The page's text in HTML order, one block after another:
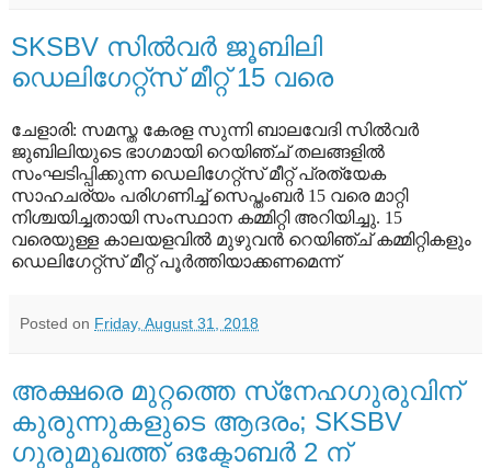
SKSBV സില്‍വര്‍ ജൂബിലി
ഡെലിഗേറ്റ്‌സ് മീറ്റ് 15 വരെ
ചേളാരി: സമസ്ത കേരള സുന്നി ബാലവേദി സില്‍വര്‍
ജുബിലിയുടെ ഭാഗമായി റെയിഞ്ച് തലങ്ങളില്‍
സംഘടിപ്പിക്കുന്ന ഡെലിഗേറ്റ്‌സ് മീറ്റ് പ്രത്യേക
സാഹചര്യം പരിഗണിച്ച് സെപ്തംബര്‍ 15 വരെ മാറ്റി
നിശ്ചയിച്ചതായി സംസ്ഥാന കമ്മിറ്റി അറിയിച്ചു. 15
വരെയുള്ള കാലയളവില്‍ മുഴുവന്‍ റെയിഞ്ച് കമ്മിറ്റികളും
ഡെലിഗേറ്റ്‌സ് മീറ്റ് പൂര്‍ത്തിയാക്കണമെന്ന്
Posted on Friday, August 31, 2018
അക്ഷരെ മുറ്റത്തെ സ്‌നേഹഗുരുവിന്
കുരുന്നുകളുടെ ആദരം; SKSBV
ഗുരുമുഖത്ത് ഒക്ടോബര്‍ 2 ന്